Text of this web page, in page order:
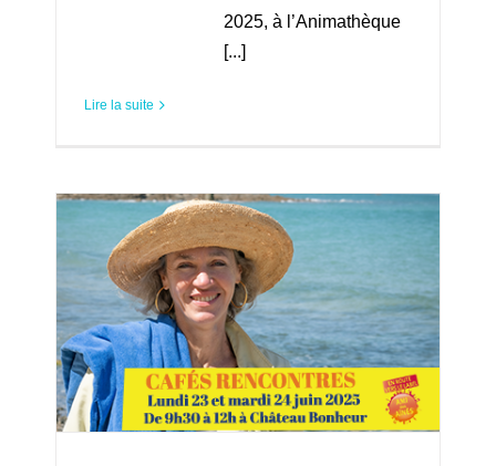
2025, à l’Animathèque
[...]
Lire la suite